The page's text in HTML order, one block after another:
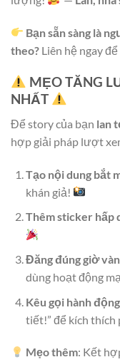
Bạn sẵn sàng là
theo? Liên hệ ngay
MẸO TĂNG
NHẤT
Để story của bạn lan
hợp giải pháp lượt
Tạo nội dung bắt
khán giả!
Thêm sticker hấp
Đăng đúng giờ
dùng hoạt động
Kêu gọi hành động
tiết!” để kích thích
Mẹo thêm: Kết